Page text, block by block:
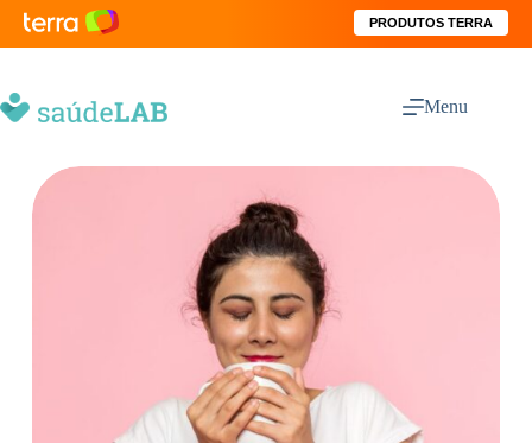
PRODUTOS TERRA
Menu